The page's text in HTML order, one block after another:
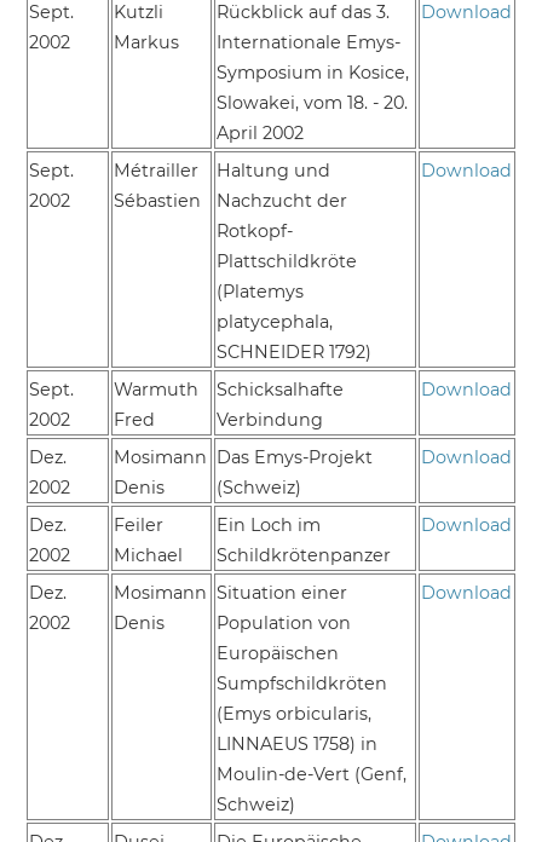
Sept.
2002
Kutzli
Markus
Rückblick auf das 3.
Internationale Emys-
Symposium in Kosice,
Slowakei, vom 18. - 20.
April 2002
Download
Sept.
2002
Métrailler
Sébastien
Haltung und
Nachzucht der
Rotkopf-
Plattschildkröte
(Platemys
platycephala,
SCHNEIDER 1792)
Download
Sept.
2002
Warmuth
Fred
Schicksalhafte
Verbindung
Download
Dez.
2002
Mosimann
Denis
Das Emys-Projekt
(Schweiz)
Download
Dez.
2002
Feiler
Michael
Ein Loch im
Schildkrötenpanzer
Download
Dez.
2002
Mosimann
Denis
Situation einer
Population von
Europäischen
Sumpfschildkröten
(Emys orbicularis,
LINNAEUS 1758) in
Moulin-de-Vert (Genf,
Schweiz)
Download